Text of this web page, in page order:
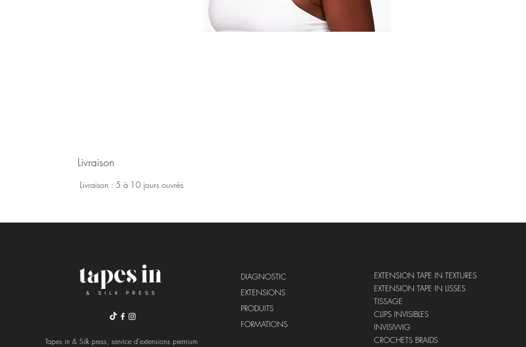
Livraison
Livraison : 5 à 10 jours ouvrés
Tapes in & Silk press, service d'extensions premium
DIAGNOSTIC
EXTENSIONS
PRODUITS
FORMATIONS
EXTENSION TAPE IN TEXTURES
EXTENSION TAPE IN LISSES
TISSAGE
CLIPS INVISIBLES
INVISIWIG
CROCHETS BRAIDS